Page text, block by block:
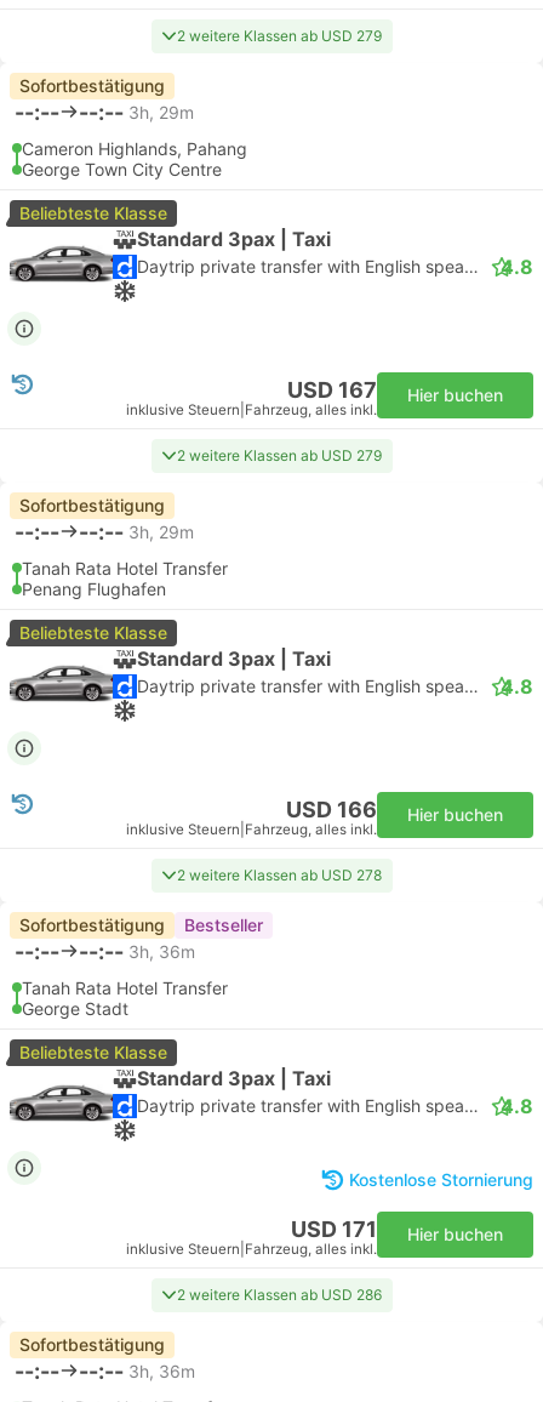
2 weitere Klassen ab USD 279
Sofortbestätigung
--:-- --:-- 3h, 29m
Cameron Highlands, Pahang
George Town City Centre
Beliebteste Klasse
Standard 3pax | Taxi
Daytrip private transfer with English speaking driver 4.8
USD 167
inklusive Steuern Fahrzeug, alles inkl.
Hier buchen
2 weitere Klassen ab USD 279
Sofortbestätigung
--:-- --:-- 3h, 29m
Tanah Rata Hotel Transfer
Penang Flughafen
Beliebteste Klasse
Standard 3pax | Taxi
Daytrip private transfer with English speaking driver 4.8
USD 166
inklusive Steuern Fahrzeug, alles inkl.
Hier buchen
2 weitere Klassen ab USD 278
Sofortbestätigung Bestseller
--:-- --:-- 3h, 36m
Tanah Rata Hotel Transfer
George Stadt
Beliebteste Klasse
Standard 3pax | Taxi
Daytrip private transfer with English speaking driver 4.8
Kostenlose Stornierung
USD 171
inklusive Steuern Fahrzeug, alles inkl.
Hier buchen
2 weitere Klassen ab USD 286
Sofortbestätigung
--:-- --:-- 3h, 36m